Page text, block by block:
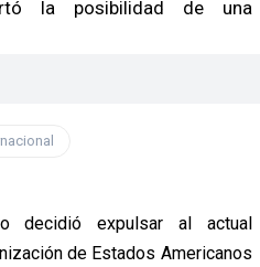
la posibilidad de una
decidió expulsar al actual
de Estados Americanos